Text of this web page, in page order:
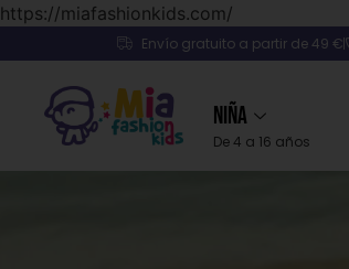
https://miafashionkids.com/
Envío gratuito a partir de 49 €
Niña
De 4 a 16 años